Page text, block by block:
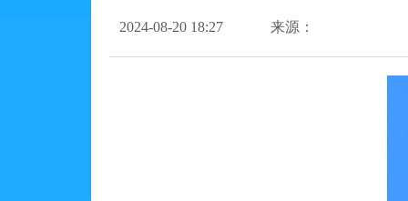
2024-08-20 18:27 来源：